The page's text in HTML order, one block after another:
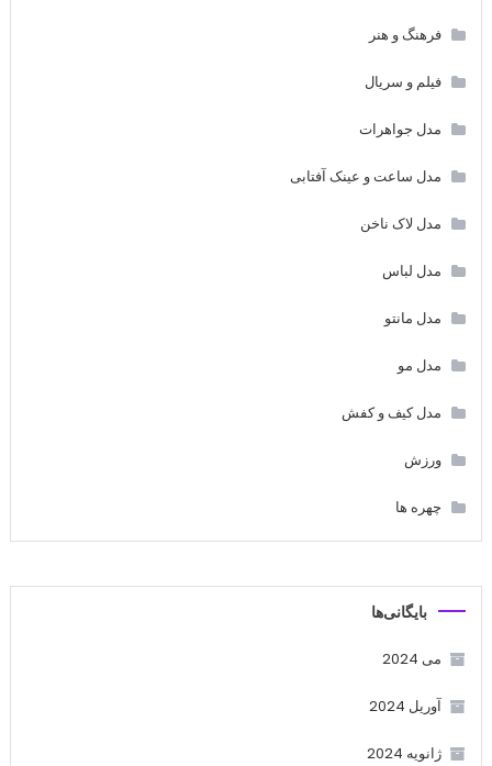
فرهنگ و هنر
فیلم و سریال
مدل جواهرات
مدل ساعت و عینک آفتابی
مدل لاک ناخن
مدل لباس
مدل مانتو
مدل مو
مدل کیف و کفش
ورزش
چهره ها
بایگانی‌ها
می 2024
آوریل 2024
ژانویه 2024